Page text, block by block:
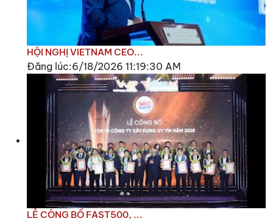
HỘI NGHỊ VIETNAM CEO...
Đăng lúc:6/18/2026 11:19:30 AM
LỄ CÔNG BỐ FAST500, ...